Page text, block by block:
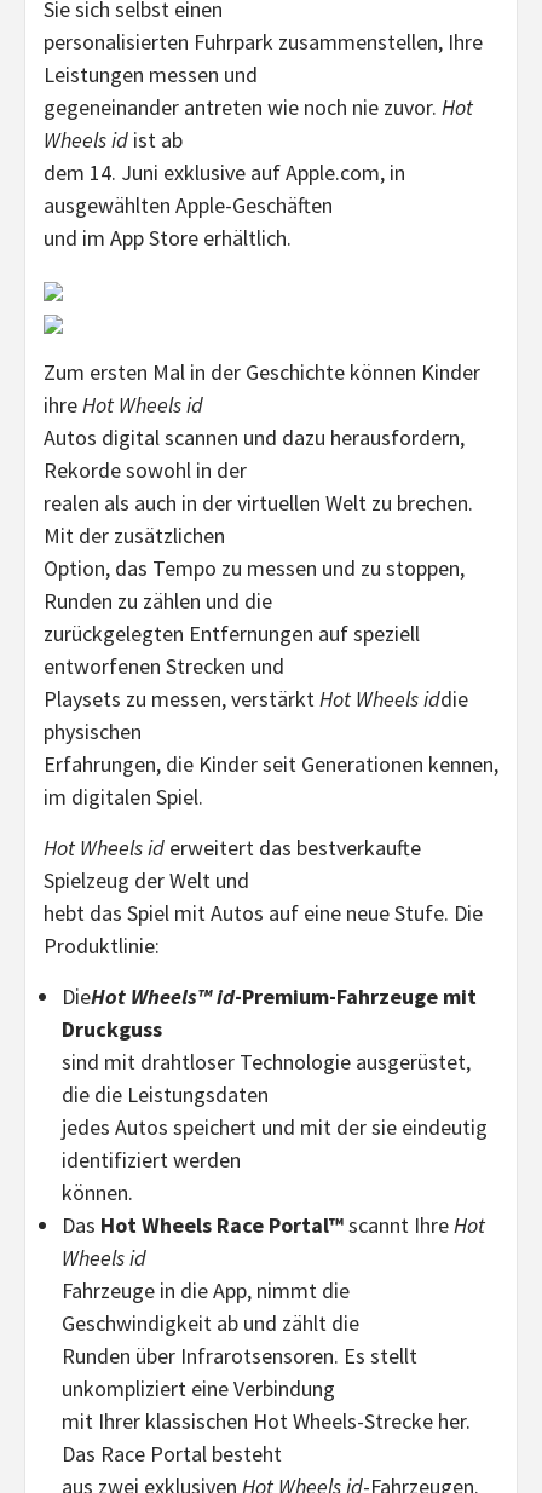
Sie sich selbst einen
personalisierten Fuhrpark zusammenstellen, Ihre
Leistungen messen und
gegeneinander antreten wie noch nie zuvor. Hot
Wheels id ist ab
dem 14. Juni exklusive auf Apple.com, in
ausgewählten Apple-Geschäften
und im App Store erhältlich.
Zum ersten Mal in der Geschichte können Kinder
ihreHot Wheels id
Autos digital scannen und dazu herausfordern,
Rekorde sowohl in der
realen als auch in der virtuellen Welt zu brechen.
Mit der zusätzlichen
Option, das Tempo zu messen und zu stoppen,
Runden zu zählen und die
zurückgelegten Entfernungen auf speziell
entworfenen Strecken und
Playsets zu messen, verstärktHot Wheels iddie
physischen
Erfahrungen, die Kinder seit Generationen kennen,
im digitalen Spiel.
Hot Wheels id erweitert das bestverkaufte
Spielzeug der Welt und
hebt das Spiel mit Autos auf eine neue Stufe. Die
Produktlinie:
DieHot Wheels™ id-Premium-Fahrzeuge mit
Druckguss
sind mit drahtloser Technologie ausgerüstet,
die die Leistungsdaten
jedes Autos speichert und mit der sie eindeutig
identifiziert werden
können.
Das Hot Wheels Race Portal™scannt IhreHot
Wheels id
Fahrzeuge in die App, nimmt die
Geschwindigkeit ab und zählt die
Runden über Infrarotsensoren. Es stellt
unkompliziert eine Verbindung
mit Ihrer klassischen Hot Wheels-Strecke her.
Das Race Portal besteht
aus zwei exklusiven Hot Wheels id-Fahrzeugen.